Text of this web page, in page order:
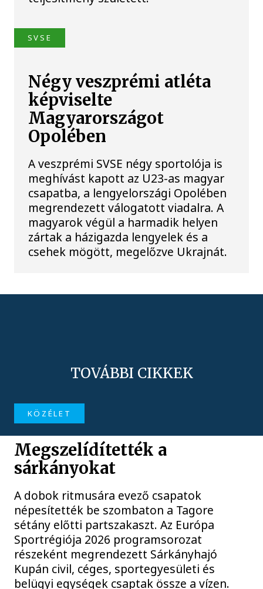
SVSE
Négy veszprémi atléta
képviselte
Magyarországot
Opolében
A veszprémi SVSE négy sportolója is
meghívást kapott az U23-as magyar
csapatba, a lengyelországi Opolében
megrendezett válogatott viadalra. A
magyarok végül a harmadik helyen
zártak a házigazda lengyelek és a
csehek mögött, megelőzve Ukrajnát.
TOVÁBBI CIKKEK
KÖZÉLET
Megszelídítették a
sárkányokat
A dobok ritmusára evező csapatok
népesítették be szombaton a Tagore
sétány előtti partszakaszt. Az Európa
Sportrégiója 2026 programsorozat
részeként megrendezett Sárkányhajó
Kupán civil, céges, sportegyesületi és
belügyi egységek csaptak össze a vízen.